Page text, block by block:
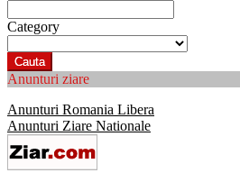
Category
Cauta
Anunturi ziare
Anunturi Romania Libera
Anunturi Ziare Nationale